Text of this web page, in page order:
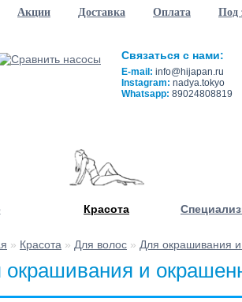
Акции Доставка Оплата Под
Связаться с нами:
E-mail: info@hijapan.ru
Instagram: nadya.tokyo
Whatsapp: 89024808819
Красота
» Красота » Для волос » Для окрашивания
и